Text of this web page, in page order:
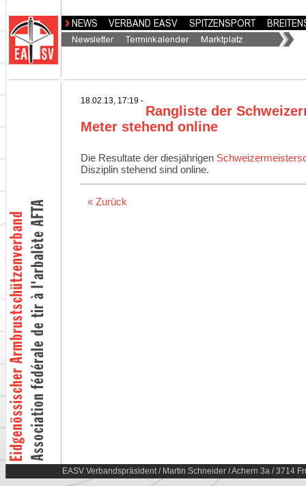
18.02.13, 17:19 -
Rangliste der
Meter stehend online
Die Resultate der diesjährigen
Disziplin stehend sind online.
« Zurück
EASV Verbandspräsident / Martin Schneider / Achern 3a / 3714